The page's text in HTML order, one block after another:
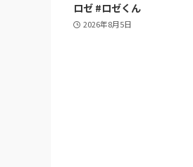
ロゼ #ロゼくん
2026年8月5日